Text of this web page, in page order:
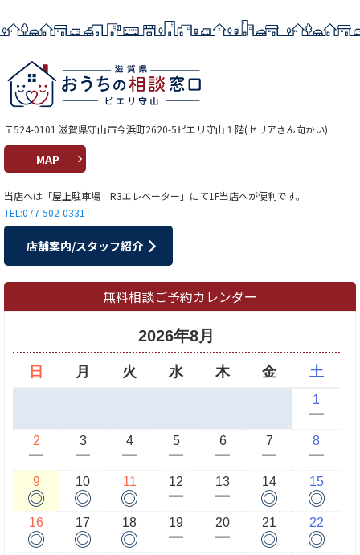
〒524-0101 滋賀県守山市今浜町2620-5ピエリ守山１階(セリアさん向かい)
MAP
当店へは「屋上駐車場 R3エレベーター」にて1F当店へが便利です。
TEL:077-502-0331
店舗案内/スタッフ紹介
無料相談ご予約カレンダー
2026年8月
日 月 火 水 木 金 土
1
ー
2
ー
3
ー
4
ー
5
ー
6
ー
7
ー
8
ー
9
◎
10
◎
11
◎
12
ー
13
ー
14
◎
15
◎
16
◎
17
◎
18
◎
19
ー
20
ー
21
◎
22
◎